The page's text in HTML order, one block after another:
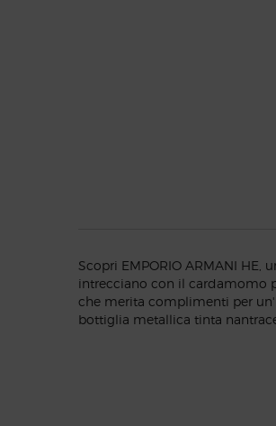
Scopri EMPORIO ARMANI
intrecciano con il cardamomo
che merita complimenti per
bottiglia metallica tinta